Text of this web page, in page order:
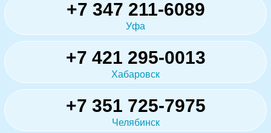
+7 347 211-6089
Уфа
+7 421 295-0013
Хабаровск
+7 351 725-7975
Челябинск